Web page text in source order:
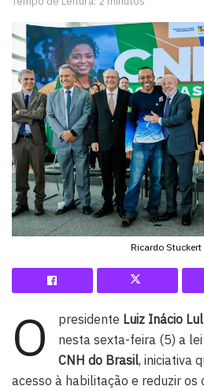
Ricardo Stuckert
O presidente Luiz Inácio
nesta sexta-feira (5) a
CNH do Brasil, iniciativa
acesso à habilitação e reduzir os